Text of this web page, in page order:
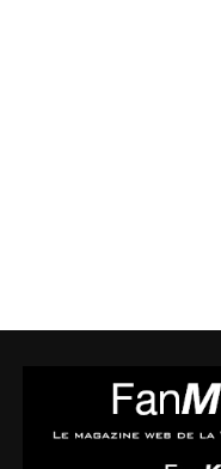
dessin animé culte des
aux éditions Kazé et la
Route de L’or, qui a inspiré